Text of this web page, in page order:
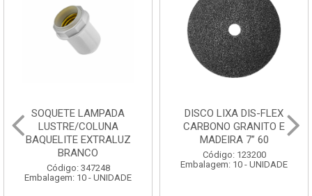
SOQUETE LAMPADA
LUSTRE/COLUNA
BAQUELITE EXTRALUZ
BRANCO
Código: 347248
Embalagem: 10 - UNIDADE
DISCO LIXA DIS-FLEX
CARBONO GRANITO E
MADEIRA 7” 60
Código: 123200
Embalagem: 10 - UNIDADE